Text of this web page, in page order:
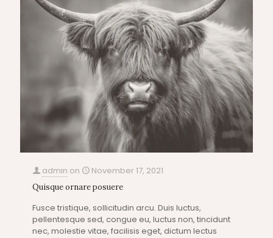
admin on November 17, 2021
Quisque ornare posuere
Fusce tristique, sollicitudin arcu. Duis luctus,
pellentesque sed, congue eu, luctus non, tincidunt
nec, molestie vitae, facilisis eget, dictum lectus